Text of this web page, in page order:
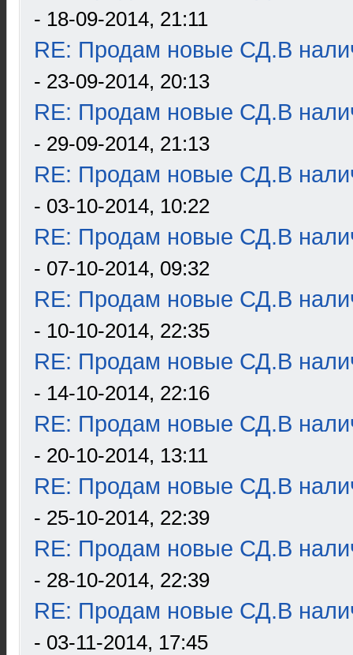
- 18-09-2014, 21:11
RE: Продам новые СД.В
- 23-09-2014, 20:13
RE: Продам новые СД.В
- 29-09-2014, 21:13
RE: Продам новые СД.В
- 03-10-2014, 10:22
RE: Продам новые СД.В
- 07-10-2014, 09:32
RE: Продам новые СД.В
- 10-10-2014, 22:35
RE: Продам новые СД.В
- 14-10-2014, 22:16
RE: Продам новые СД.В
- 20-10-2014, 13:11
RE: Продам новые СД.В
- 25-10-2014, 22:39
RE: Продам новые СД.В
- 28-10-2014, 22:39
RE: Продам новые СД.В
- 03-11-2014, 17:45